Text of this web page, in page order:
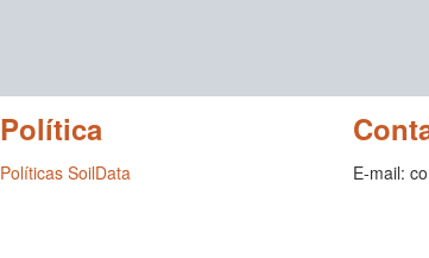
Política
Políticas SoilData E-mail: